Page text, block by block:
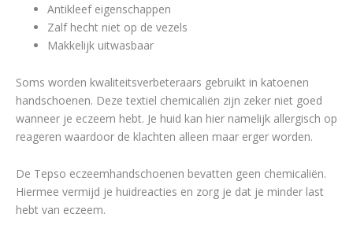
Antikleef eigenschappen
Zalf hecht niet op de vezels
Makkelijk uitwasbaar
Soms worden kwaliteitsverbeteraars gebruikt in katoenen
handschoenen. Deze textiel chemicaliën zijn zeker niet goed
wanneer je eczeem hebt. Je huid kan hier namelijk allergisch op
reageren waardoor de klachten alleen maar erger worden.
De Tepso eczeemhandschoenen bevatten geen chemicaliën.
Hiermee vermijd je huidreacties en zorg je dat je minder last
hebt van eczeem.